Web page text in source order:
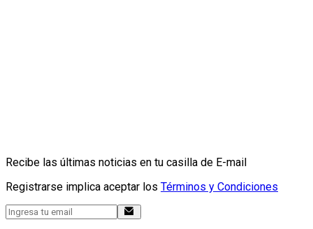
Recibe las últimas noticias en tu casilla de E-mail
Registrarse implica aceptar los Términos y Condiciones